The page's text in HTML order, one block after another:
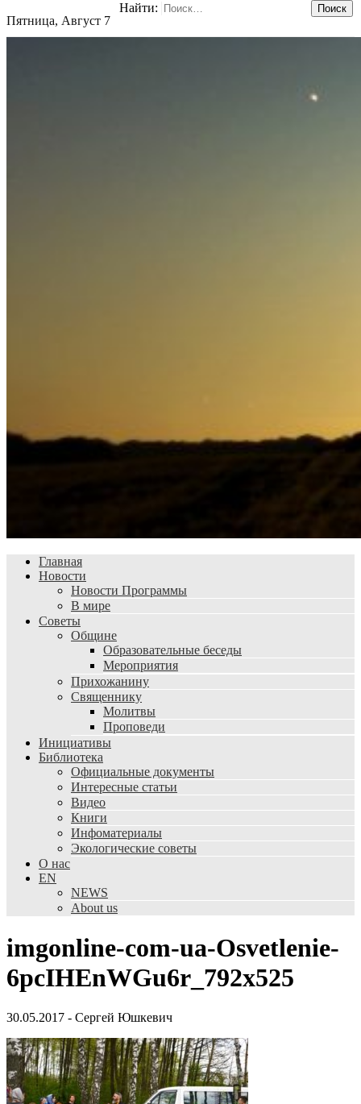
Пятница, Август 7
Найти:
Главная
Новости
Новости Программы
В мире
Советы
Общине
Образовательные беседы
Мероприятия
Прихожанину
Священнику
Молитвы
Проповеди
Инициативы
Библиотека
Официальные документы
Интересные статьи
Видео
Книги
Инфоматериалы
Экологические советы
О нас
EN
NEWS
About us
imgonline-com-ua-Osvetlenie-
6pcIHEnWGu6r_792x525
30.05.2017 - Сергей Юшкевич